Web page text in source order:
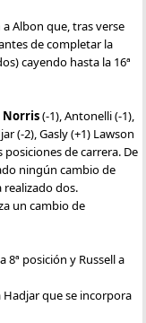
a Albon que, tras verse
de completar la
cayendo hasta la 16ª
Norris(-1), Antonelli (-1),
(-2), Gasly (+1) Lawson
de carrera. De
ningún cambio de
dos.
un cambio de
8ª posición y Russell a
que se incorpora